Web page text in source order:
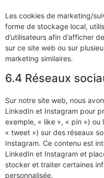
Les cookies de marketing/
forme de stockage local,
d’utilisateurs afin d’afficher
sur ce site web ou sur
marketing similaires.
6.4 Réseaux
Sur notre site web, nous
LinkedIn et Instagram pour
exemple, « like », « pin »)
« tweet ») sur des réseaux
Instagram. Ce contenu est
LinkedIn et Instagram et
stocker et traiter certaines
personnalisée.